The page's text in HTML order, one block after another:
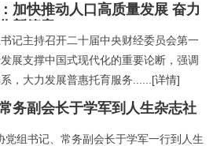
加快推动人口高质量发展 奋力
新篇章
记主持召开二十届中央财经委员会第一
展支撑中国式现代化的重要论断，强调
，大力发展普惠托育服务...... [详情]
务副会长于学军到人生杂志社
党组书记、常务副会长于学军一行到人生